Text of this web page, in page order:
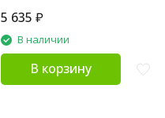
5 635 ₽
В наличии
В корзину